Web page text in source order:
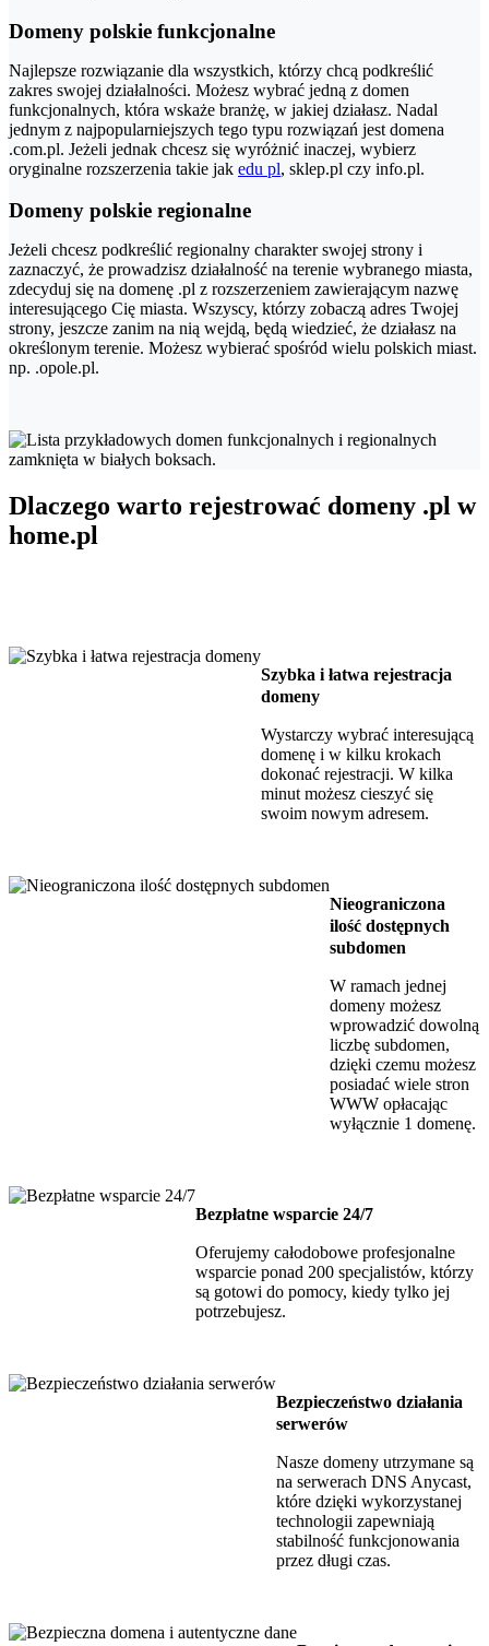
Domeny polskie funkcjonalne
Najlepsze rozwiązanie dla wszystkich, którzy chcą podkreślić
zakres swojej działalności. Możesz wybrać jedną z domen
funkcjonalnych, która wskaże branżę, w jakiej działasz. Nadal
jednym z najpopularniejszych tego typu rozwiązań jest domena
.com.pl. Jeżeli jednak chcesz się wyróżnić inaczej, wybierz
oryginalne rozszerzenia takie jak edu pl, sklep.pl czy info.pl.
Domeny polskie regionalne
Jeżeli chcesz podkreślić regionalny charakter swojej strony i
zaznaczyć, że prowadzisz działalność na terenie wybranego miasta,
zdecyduj się na domenę .pl z rozszerzeniem zawierającym nazwę
interesującego Cię miasta. Wszyscy, którzy zobaczą adres Twojej
strony, jeszcze zanim na nią wejdą, będą wiedzieć, że działasz na
określonym terenie. Możesz wybierać spośród wielu polskich miast.
np. .opole.pl.
Dlaczego warto rejestrować domeny .pl w
home.pl
Szybka i łatwa rejestracja
domeny
Wystarczy wybrać interesującą
domenę i w kilku krokach
dokonać rejestracji. W kilka
minut możesz cieszyć się
swoim nowym adresem.
Nieograniczona
ilość dostępnych
subdomen
W ramach jednej
domeny możesz
wprowadzić dowolną
liczbę subdomen,
dzięki czemu możesz
posiadać wiele stron
WWW opłacając
wyłącznie 1 domenę.
Bezpłatne wsparcie 24/7
Oferujemy całodobowe profesjonalne
wsparcie ponad 200 specjalistów, którzy
są gotowi do pomocy, kiedy tylko jej
potrzebujesz.
Bezpieczeństwo działania
serwerów
Nasze domeny utrzymane są
na serwerach DNS Anycast,
które dzięki wykorzystanej
technologii zapewniają
stabilność funkcjonowania
przez długi czas.